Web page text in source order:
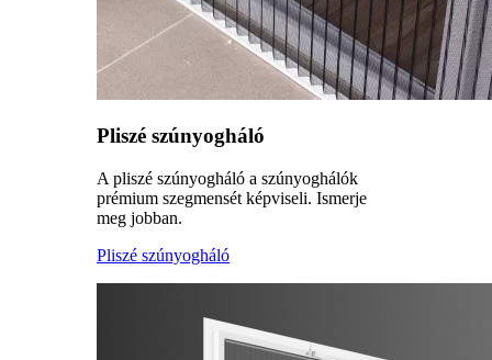
Pliszé szúnyogháló
A pliszé szúnyogháló a szúnyoghálók
prémium szegmensét képviseli. Ismerje
meg jobban.
Pliszé szúnyogháló